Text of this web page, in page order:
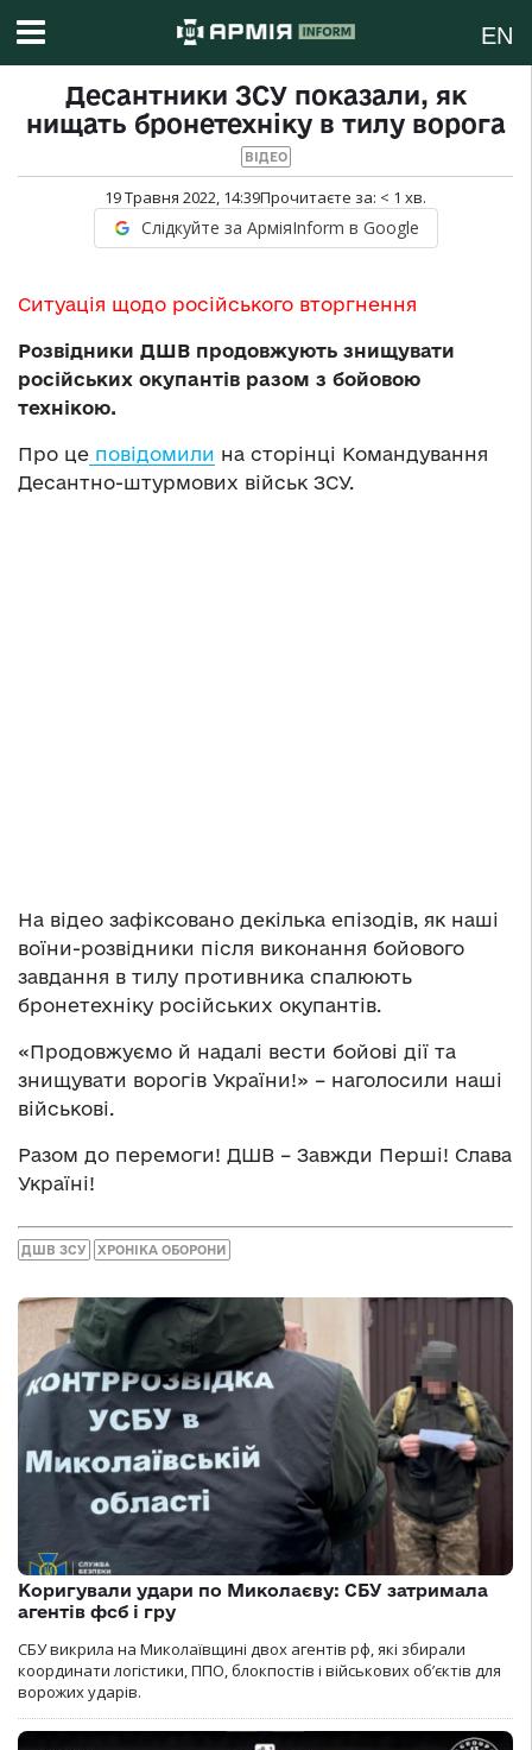
EN
Десантники ЗСУ показали, як
нищать бронетехніку в тилу ворога
ВІДЕО
19 Травня 2022, 14:39Прочитаєте за: < 1 хв.
Слідкуйте за АрміяInform в Google
Ситуація щодо російського вторгнення
Розвідники ДШВ продовжують знищувати
російських окупантів разом з бойовою
технікою.
Про це повідомили на сторінці Командування
Десантно-штурмових військ ЗСУ.
На відео зафіксовано декілька епізодів, як наші
воїни-розвідники після виконання бойового
завдання в тилу противника спалюють
бронетехніку російських окупантів.
«Продовжуємо й надалі вести бойові дії та
знищувати ворогів України!» – наголосили наші
військові.
Разом до перемоги! ДШВ – Завжди Перші! Слава
Україні!
ДШВ ЗСУ ХРОНІКА ОБОРОНИ
Коригували удари по Миколаєву: СБУ затримала
агентів фсб і гру
СБУ викрила на Миколаївщині двох агентів рф, які збирали
координати логістики, ППО, блокпостів і військових об’єктів для
ворожих ударів.